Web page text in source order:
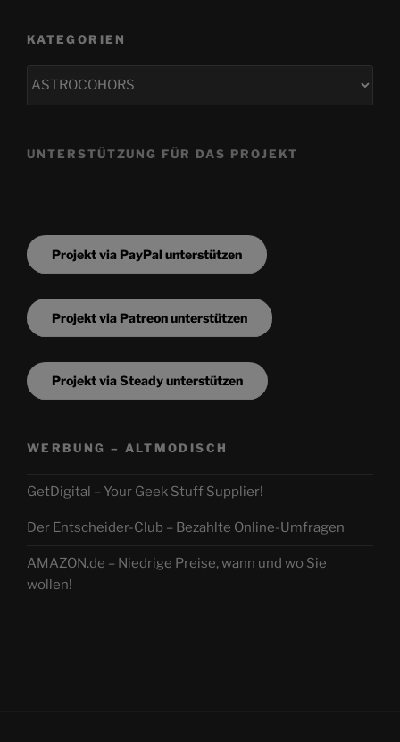
KATEGORIEN
UNTERSTÜTZUNG FÜR DAS PROJEKT
Projekt via PayPal unterstützen
Projekt via Patreon unterstützen
Projekt via Steady unterstützen
WERBUNG – ALTMODISCH
GetDigital – Your Geek Stuff Supplier!
Der Entscheider-Club – Bezahlte Online-Umfragen
AMAZON.de – Niedrige Preise, wann und wo Sie
wollen!